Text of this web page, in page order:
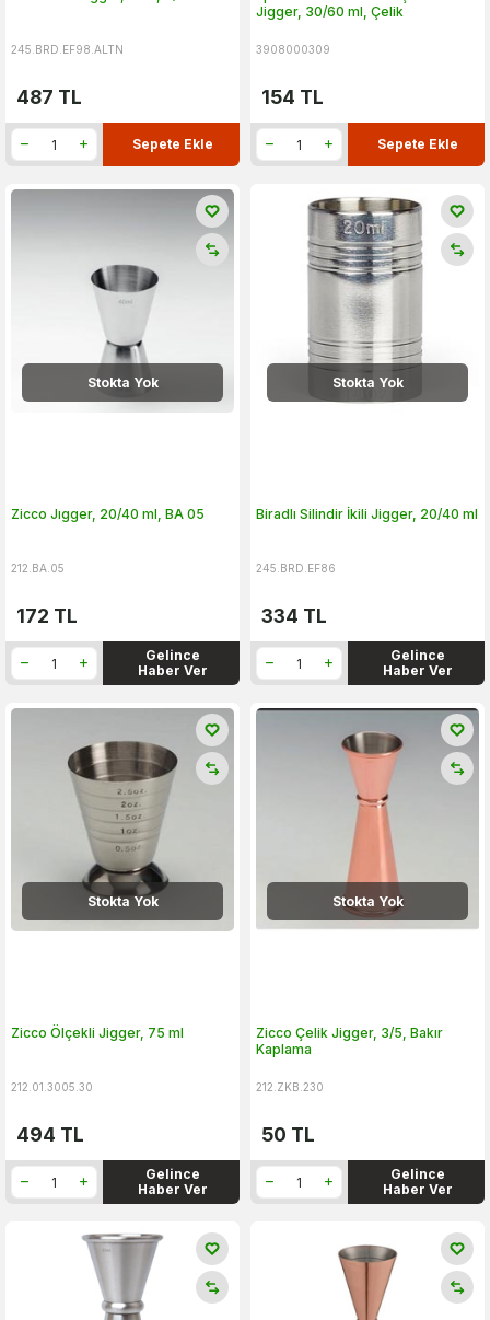
245.BRD.EF98.ALTN
487 TL
Sepete Ekle
Jigger, 30/60 ml, Çelik
3908000309
154 TL
Sepete Ekle
Stokta Yok
Zicco Jıgger, 20/40 ml, BA 05
212.BA.05
172 TL
Gelince
Haber Ver
Stokta Yok
Biradlı Silindir İkili Jigger, 20/40 ml
245.BRD.EF86
334 TL
Gelince
Haber Ver
Stokta Yok
Zicco Ölçekli Jigger, 75 ml
212.01.3005.30
494 TL
Gelince
Haber Ver
Stokta Yok
Zicco Çelik Jigger, 3/5, Bakır
Kaplama
212.ZKB.230
50 TL
Gelince
Haber Ver